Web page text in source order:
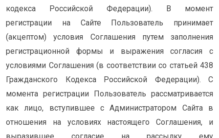
кодекса Российской Федерации). В момент
регистрации на Сайте Пользователь принимает
(акцептом) условия Соглашения путем заполнения
регистрационной формы и выражения согласия с
условиями Соглашения (в соответствии со статьей 438
Гражданского Кодекса Российской Федерации). С
момента регистрации Пользователь рассматривается
как лицо, вступившее с Администратором Сайта в
отношения на условиях настоящего Соглашения, и